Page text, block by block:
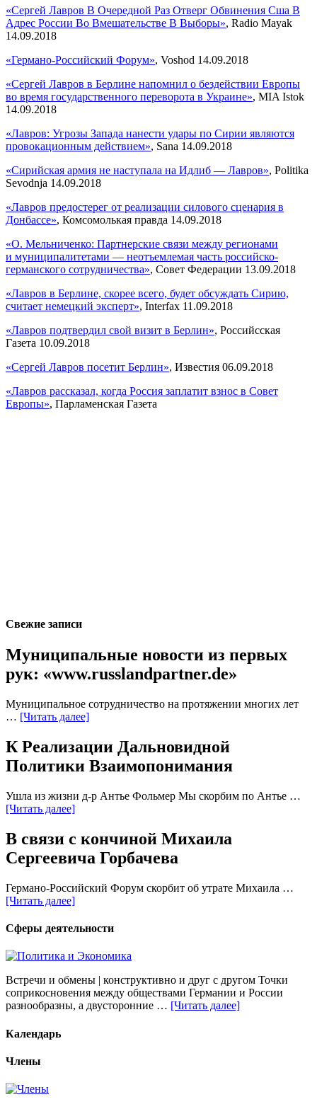
«Сергей Лавров В Очередной Раз Отверг Обвинения Сша В
Адрес России Во Вмешательстве В Выборы», Radio Mayak
14.09.2018
«Германо-Российский Форум», Voshod 14.09.2018
«Сергей Лавров в Берлине напомнил о бездействии Европы
во время государственного переворота в Украине», MIA Istok
14.09.2018
«Лавров: Угрозы Запада нанести удары по Сирии являются
провокационным действием», Sana 14.09.2018
«Сирийская армия не наступала на Идлиб — Лавров», Politika
Sevodnja 14.09.2018
«Лавров предостерег от реализации силового сценария в
Донбассе», Комсомолькая правда 14.09.2018
«О. Мельниченко: Партнерские связи между регионами
и муниципалитетами — неотъемлемая часть российско-
германского сотрудничества», Совет Федерации 13.09.2018
«Лавров в Берлине, скорее всего, будет обсуждать Сирию,
считает немецкий эксперт», Interfax 11.09.2018
«Лавров подтвердил свой визит в Берлин», Российсская
Газета 10.09.2018
«Сергей Лавров посетит Берлин», Известия 06.09.2018
«Лавров рассказал, когда Россия заплатит взнос в Совет
Европы», Парламенская Газета
Свежие записи
Муниципальные новости из первых
рук: «www.russlandpartner.de»
Муниципальное сотрудничество на протяжении многих лет
… [Читать далее]
К Реализации Дальновидной
Политики Взаимопонимания
Ушла из жизни д-р Антье Фольмер Мы скорбим по Антье …
[Читать далее]
В связи с кончиной Михаила
Сергеевича Горбачева
Германо-Российский Форум скорбит об утрате Михаила …
[Читать далее]
Сферы деятельности
Встречи и обмены | конструктивно и друг с другом Точки
соприкосновения между обществами Германии и России
разнообразны, а двусторонние … [Читать далее]
Календарь
Члены